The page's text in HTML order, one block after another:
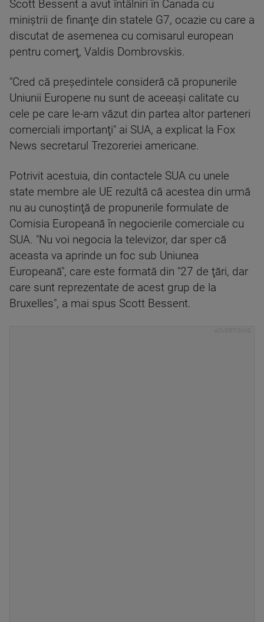
Scott Bessent a avut întâlniri în Canada cu
miniştrii de finanţe din statele G7, ocazie cu care a
discutat de asemenea cu comisarul european
pentru comerţ, Valdis Dombrovskis.
"Cred că preşedintele consideră că propunerile
Uniunii Europene nu sunt de aceeaşi calitate cu
cele pe care le-am văzut din partea altor parteneri
comerciali importanţi" ai SUA, a explicat la Fox
News secretarul Trezoreriei americane.
Potrivit acestuia, din contactele SUA cu unele
state membre ale UE rezultă că acestea din urmă
nu au cunoştinţă de propunerile formulate de
Comisia Europeană în negocierile comerciale cu
SUA. "Nu voi negocia la televizor, dar sper că
aceasta va aprinde un foc sub Uniunea
Europeană", care este formată din "27 de ţări, dar
care sunt reprezentate de acest grup de la
Bruxelles", a mai spus Scott Bessent.